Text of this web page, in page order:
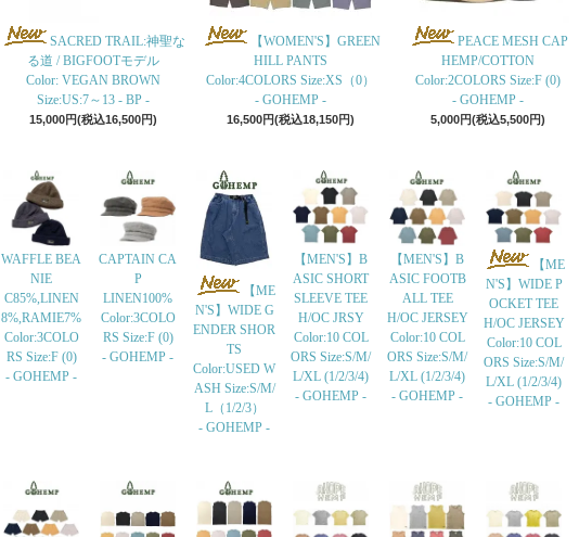
SACRED TRAIL:神聖な
る道 / BIGFOOTモデル
Color: VEGAN BROWN
Size:US:7～13 - BP -
15,000円(税込16,500円)
【WOMEN'S】GREEN
HILL PANTS
Color:4COLORS Size:XS（0）
- GOHEMP -
16,500円(税込18,150円)
PEACE MESH CAP
HEMP/COTTON
Color:2COLORS Size:F (0)
- GOHEMP -
5,000円(税込5,500円)
WAFFLE BEA
NIE
C85%,LINEN
8%,RAMIE7%
Color:3COLO
RS Size:F (0)
- GOHEMP -
CAPTAIN CA
P
LINEN100%
Color:3COLO
RS Size:F (0)
- GOHEMP -
【ME
N'S】WIDE G
ENDER SHOR
TS
Color:USED W
ASH Size:S/M/
L（1/2/3）
- GOHEMP -
【MEN'S】B
ASIC SHORT
SLEEVE TEE
H/OC JRSY
Color:10 COL
ORS Size:S/M/
L/XL (1/2/3/4)
- GOHEMP -
【MEN'S】B
ASIC FOOTB
ALL TEE
H/OC JERSEY
Color:10 COL
ORS Size:S/M/
L/XL (1/2/3/4)
- GOHEMP -
【ME
N'S】WIDE P
OCKET TEE
H/OC JERSEY
Color:10 COL
ORS Size:S/M/
L/XL (1/2/3/4)
- GOHEMP -